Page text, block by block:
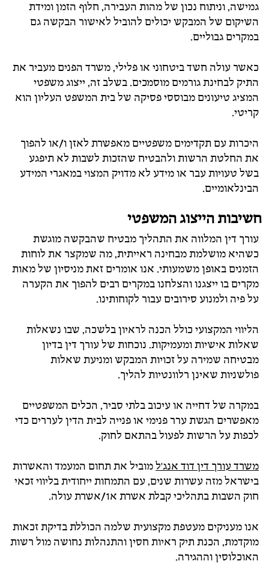
גמישה, וניתוח נכון של מהות העבירה, חלוף הזמן ומידת
השיקום של המבקש יכולים להוביל לאישור הבקשה גם
במקרים גבוליים.
כאשר עולה חשד ביטחוני או פלילי, משרד הפנים מעביר את
התיק לבחינת גורמים מוסמכים. בשלב זה, ייצוג משפטי
המציג טיעונים מבוססי פסיקה של בית המשפט העליון הוא
קריטי.
היכרות עם תקדימים משפטיים מאפשרת לאזן ו/או להפוך
את החלטת הרשות ולהבטיח שהזכות לשבות לא תיפגע
בשל טעויות עבר או מידע לא מדויק המצוי במאגרי המידע
הבינלאומיים.
חשיבות הייצוג המשפטי
עורך דין המלווה את התהליך מבטיח שהבקשה מוגשת
כשהיא מושלמת מבחינה ראייתית, מה שמקצר את לוחות
הזמנים באופן משמעותי. אנו אומרים זאת מניסיון של מאות
מקרים בו ייצגנו והצלחנו במקרים רבים להפוך את הקערה
על פיה ולמנוע סירובים עבור לקוחותינו.
הליווי המקצועי כולל הכנה לראיון בלשכה, שבו נשאלות
שאלות אישיות ומעמיקות. נוכחות של עורך דין בדיון
מבטיחה שמירה על זכויות המבקש ומניעת שאלות
פולשניות שאינן רלוונטיות להליך.
במקרה של דחייה או עיכוב בלתי סביר, הכלים המשפטיים
מאפשרים הגשת ערר פנימי או פנייה לבית הדין לעררים כדי
לכפות על הרשות לפעול בהתאם לחוק.
משרד עורך דין דוד אנג'למוביל את תחום המעמד והאשרות
בישראל מזה עשרות שנים, עם התמחות ייחודית בליווי זכאי
חוק השבות בתהליכי קבלת אשרת א1/אשרת עולה.
אנו מעניקים מעטפת מקצועית שלמה הכוללת בדיקת זכאות
מוקדמת, הכנת תיק ראיות חסין והתנהלות נחושה מול רשות
האוכלוסין וההגירה.